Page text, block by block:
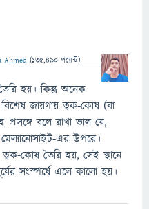
Ahmed (135,490 পয়েন্ট)
হয়। কিন্তু অনেক
জায়গায় ত্বক-কোষ (বা
বলে রাখা ভাল যে,
এর উপরে।
কোষ তৈরি হয়, সেই স্থানে
সংস্পর্ষে এলে কালো হয়।